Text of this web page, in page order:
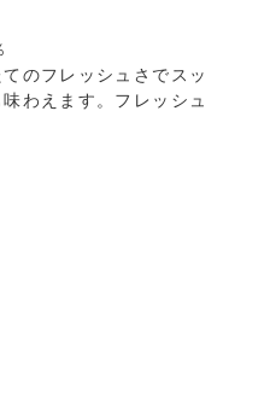
のフレッシュさでスッ
わえます。フレッシュ